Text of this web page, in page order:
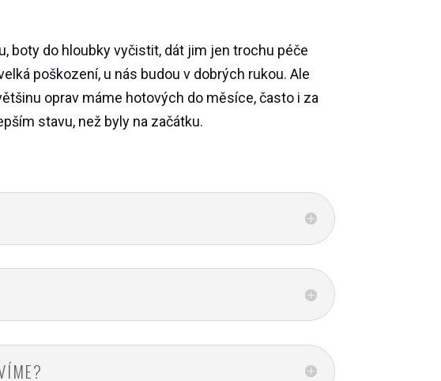
boty do hloubky vyčistit, dát jim jen trochu péče
poškození, u nás budou v dobrých rukou. Ale
oprav máme hotových do měsíce, často i za
stavu, než byly na začátku.